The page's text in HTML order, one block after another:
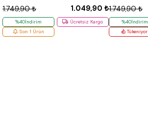
1.049,90 ₺
1.749,90 ₺
%40İndirim
Ücretsiz Kargo
Son 1 Ürün
1.749,90 ₺
%40İndirim
Tükeniyor